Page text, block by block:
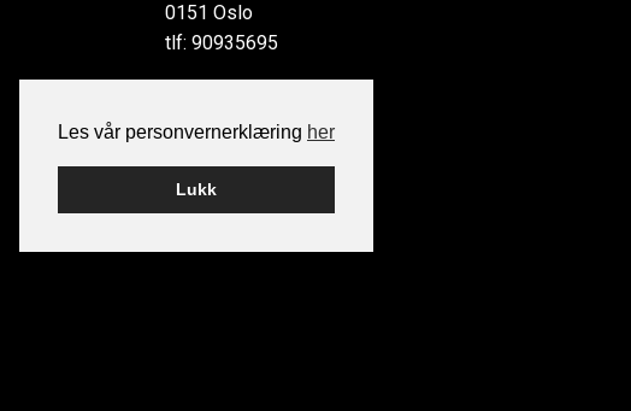
Les vår personvernerklæring her
Lukk
0151 Oslo
tlf: 90935695